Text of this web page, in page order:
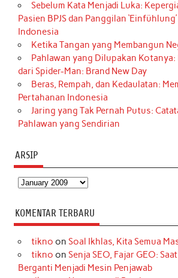
Sebelum Kata Menjadi Luka:
Pasien BPJS dan Panggilan
Indonesia
Ketika Tangan yang Membangun
Pahlawan yang Dilupakan
dari Spider-Man: Brand New Day
Beras, Rempah, dan Kedaulatan:
Pertahanan Indonesia
Jaring yang Tak Pernah Putus:
Pahlawan yang Sendirian
ARSIP
Arsip
KOMENTAR TERBARU
tikno on Soal Ikhlas, Kita Semua
tikno on Senja SEO, Fajar GEO:
Berganti Menjadi Mesin Penjawab